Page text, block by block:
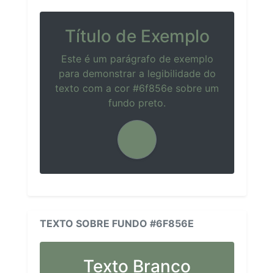
Título de Exemplo
Este é um parágrafo de exemplo
para demonstrar a legibilidade do
texto com a cor #6f856e sobre um
fundo preto.
TEXTO SOBRE FUNDO #6F856E
Texto Branco